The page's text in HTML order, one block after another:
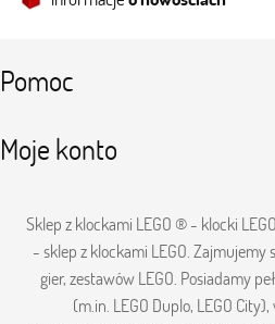
Pomoc
Moje konto
Sklep z klockami LEGO ® - klocki
- sklep z klockami LEGO. Zajmujemy
gier, zestawów LEGO. Posiadamy
(m.in. LEGO Duplo, LEGO